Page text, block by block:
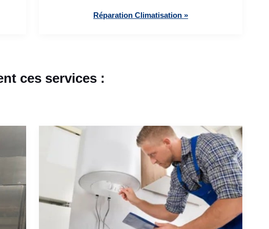
Réparation Climatisation »
ces services :